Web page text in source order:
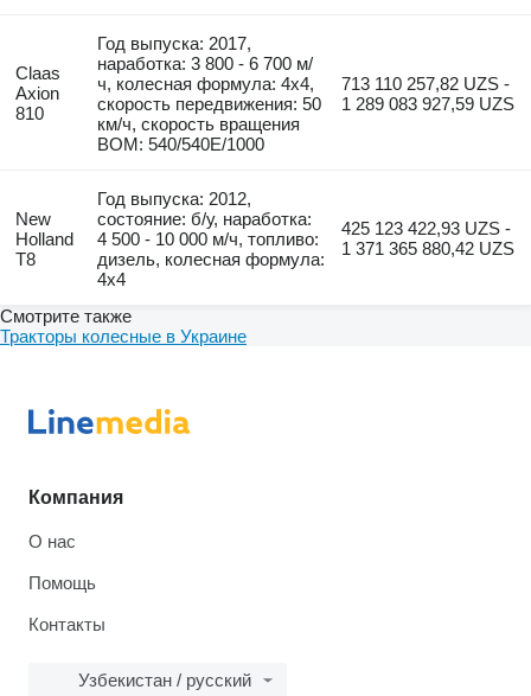
Claas
Axion
810
Год выпуска: 2017,
наработка: 3 800 - 6 700 м/
ч, колесная формула: 4x4,
скорость передвижения: 50
км/ч, скорость вращения
ВОМ: 540/540E/1000
713 110 257,82 UZS -
1 289 083 927,59 UZS
New
Holland
T8
Год выпуска: 2012,
состояние: б/у, наработка:
4 500 - 10 000 м/ч, топливо:
дизель, колесная формула:
4x4
425 123 422,93 UZS -
1 371 365 880,42 UZS
Смотрите также
Тракторы колесные в Украине
Компания
О нас
Помощь
Контакты
Узбекистан / русский